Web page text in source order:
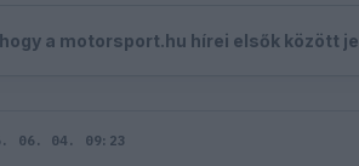
a motorsport.hu hírei elsők között
06. 04. 09:23